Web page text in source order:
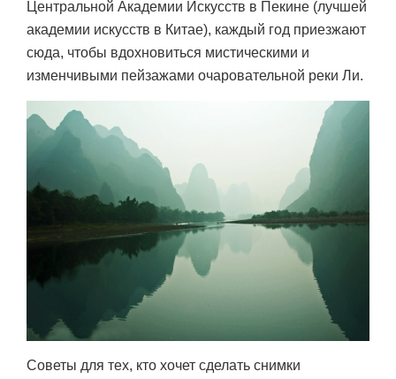
Центральной Академии Искусств в Пекине (лучшей
академии искусств в Китае), каждый год приезжают
сюда, чтобы вдохновиться мистическими и
изменчивыми пейзажами очаровательной реки Ли.
Советы для тех, кто хочет сделать снимки